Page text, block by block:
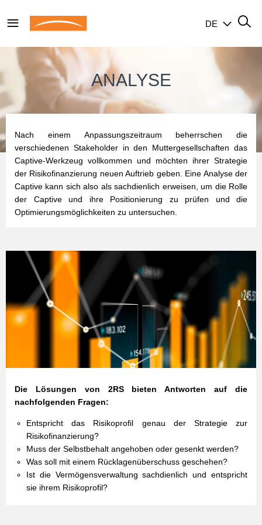
DE
ANALYSE
Nach einem Anpassungszeitraum beherrschen die
verschiedenen Stakeholder in den Muttergesellschaften das
Captive-Werkzeug vollkommen und möchten ihrer Strategie
der Risikofinanzierung neuen Auftrieb geben. Eine Analyse der
Captive kann sich also als sachdienlich erweisen, um die Rolle
der Captive und ihre Positionierung zu prüfen und die
Optimierungsmöglichkeiten zu untersuchen.
Die Lösungen von 2RS bieten Antworten auf die
nachfolgenden Fragen:
Entspricht das Risikoprofil genau der Strategie zur
Risikofinanzierung?
Muss der Selbstbehalt angehoben oder gesenkt werden?
Was soll mit einem Rücklagenüberschuss geschehen?
Ist die Vermögensverwaltung sachdienlich und entspricht
sie ihrem Risikoprofil?